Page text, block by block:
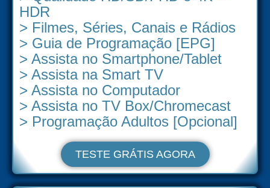
HDR
> Filmes, Séries, Canais e Rádios
> Guia de Programação [EPG]
> Assista no Smartphone/Tablet
> Assista na Smart TV
> Assista no Computador
> Assista no TV Box/Chromecast
> Programação Adultos [Opcional]
TESTE GRÁTIS AGORA